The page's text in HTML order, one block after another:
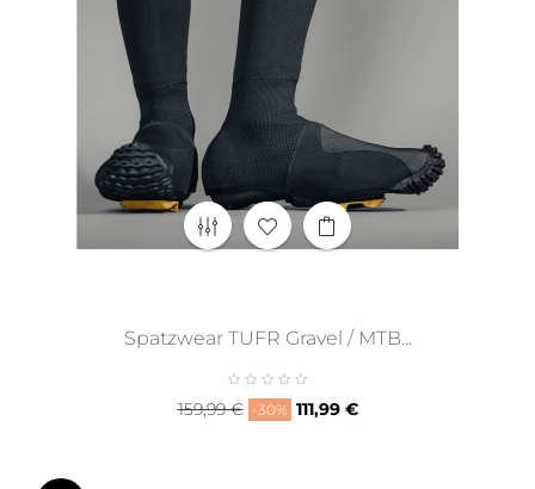
Spatzwear TUFR Gravel / MTB...
Regulärer
159,99 € -30% Preis
111,99 €